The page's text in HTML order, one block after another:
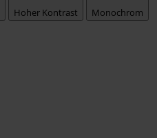
Hoher Kontrast Monochrom